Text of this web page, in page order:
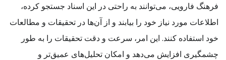
فرهنگ فارویی، می‌توانند به راحتی در این اسناد جستجو کرده،
اطلاعات مورد نیاز خود را بیابند و از آن‌ها در تحقیقات و مطالعات
خود استفاده کنند. این امر، سرعت و دقت تحقیقات را به طور
چشمگیری افزایش می‌دهد و امکان تحلیل‌های عمیق‌تر و